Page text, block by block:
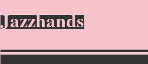
Jazzhands